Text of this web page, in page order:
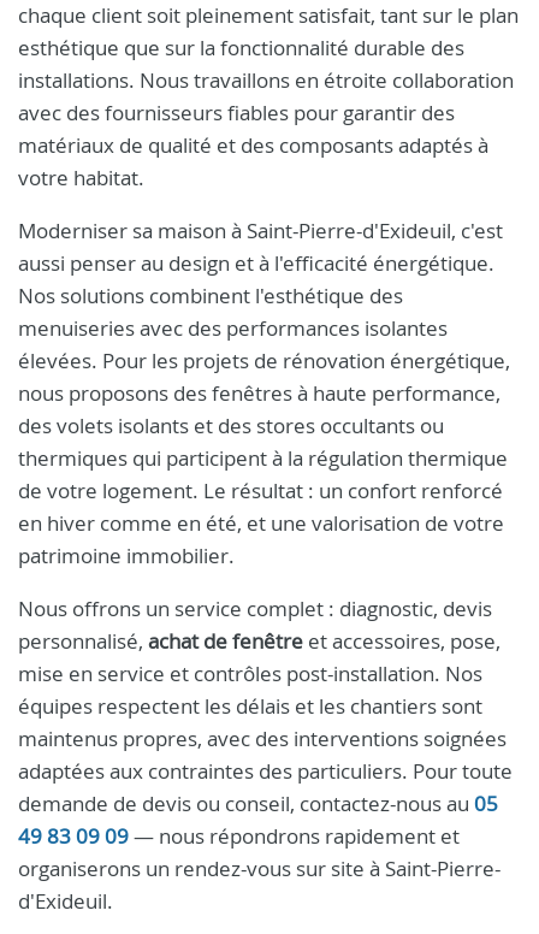
chaque client soit pleinement satisfait, tant sur le plan
esthétique que sur la fonctionnalité durable des
installations. Nous travaillons en étroite collaboration
avec des fournisseurs fiables pour garantir des
matériaux de qualité et des composants adaptés à
votre habitat.
Moderniser sa maison à Saint-Pierre-d'Exideuil, c'est
aussi penser au design et à l'efficacité énergétique.
Nos solutions combinent l'esthétique des
menuiseries avec des performances isolantes
élevées. Pour les projets de rénovation énergétique,
nous proposons des fenêtres à haute performance,
des volets isolants et des stores occultants ou
thermiques qui participent à la régulation thermique
de votre logement. Le résultat : un confort renforcé
en hiver comme en été, et une valorisation de votre
patrimoine immobilier.
Nous offrons un service complet : diagnostic, devis
personnalisé, achat de fenêtre et accessoires, pose,
mise en service et contrôles post-installation. Nos
équipes respectent les délais et les chantiers sont
maintenus propres, avec des interventions soignées
adaptées aux contraintes des particuliers. Pour toute
demande de devis ou conseil, contactez-nous au 05
49 83 09 09— nous répondrons rapidement et
organiserons un rendez-vous sur site à Saint-Pierre-
d'Exideuil.